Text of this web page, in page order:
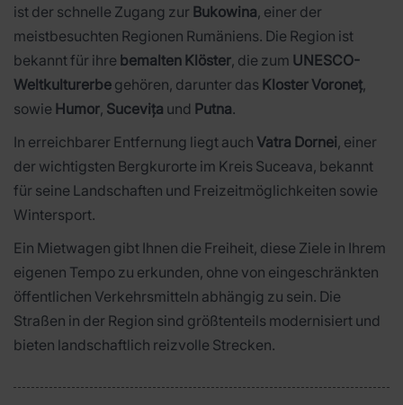
ist der schnelle Zugang zur Bukowina, einer der
meistbesuchten Regionen Rumäniens. Die Region ist
bekannt für ihre bemalten Klöster, die zum UNESCO-
Weltkulturerbe gehören, darunter das Kloster Voroneț,
sowie Humor, Sucevița und Putna.
In erreichbarer Entfernung liegt auch Vatra Dornei, einer
der wichtigsten Bergkurorte im Kreis Suceava, bekannt
für seine Landschaften und Freizeitmöglichkeiten sowie
Wintersport.
Ein Mietwagen gibt Ihnen die Freiheit, diese Ziele in Ihrem
eigenen Tempo zu erkunden, ohne von eingeschränkten
öffentlichen Verkehrsmitteln abhängig zu sein. Die
Straßen in der Region sind größtenteils modernisiert und
bieten landschaftlich reizvolle Strecken.